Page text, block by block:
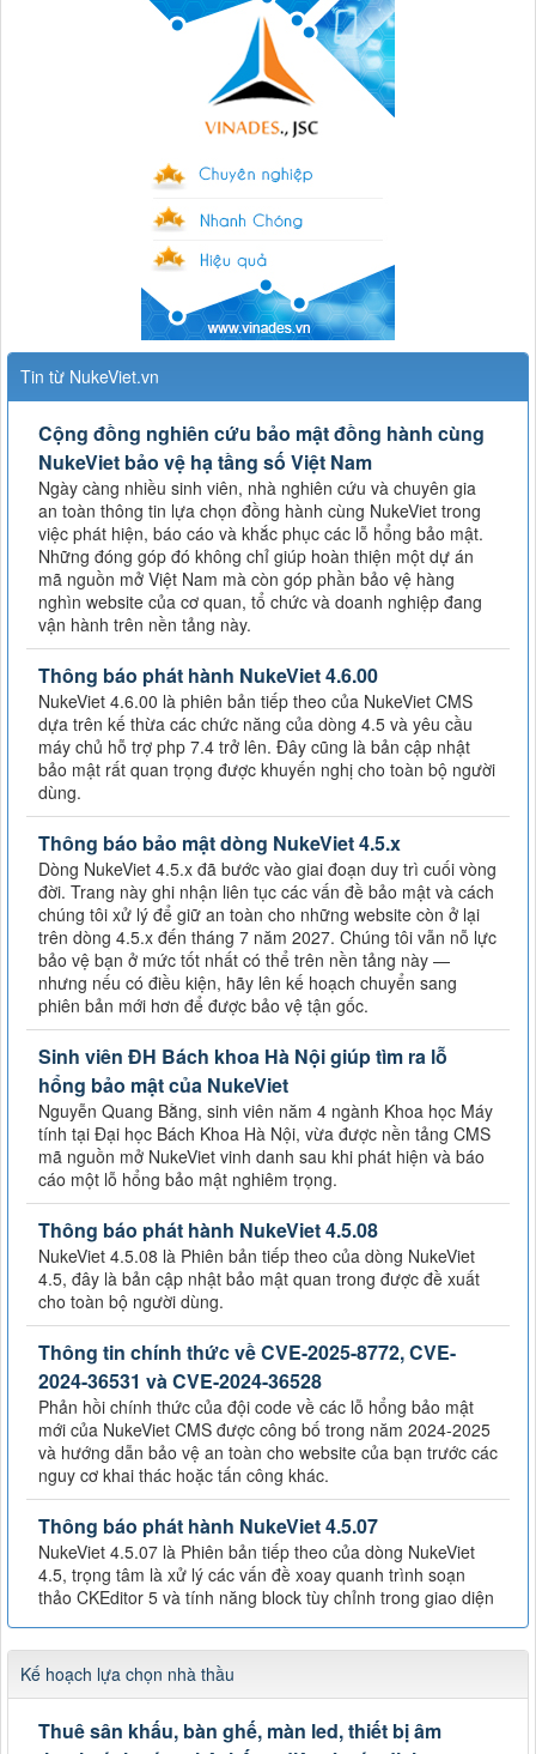
Tin từ NukeViet.vn
Cộng đồng nghiên cứu bảo mật đồng hành cùng
NukeViet bảo vệ hạ tầng số Việt Nam
Ngày càng nhiều sinh viên, nhà nghiên cứu và chuyên gia
an toàn thông tin lựa chọn đồng hành cùng NukeViet trong
việc phát hiện, báo cáo và khắc phục các lỗ hổng bảo mật.
Những đóng góp đó không chỉ giúp hoàn thiện một dự án
mã nguồn mở Việt Nam mà còn góp phần bảo vệ hàng
nghìn website của cơ quan, tổ chức và doanh nghiệp đang
vận hành trên nền tảng này.
Thông báo phát hành NukeViet 4.6.00
NukeViet 4.6.00 là phiên bản tiếp theo của NukeViet CMS
dựa trên kế thừa các chức năng của dòng 4.5 và yêu cầu
máy chủ hỗ trợ php 7.4 trở lên. Đây cũng là bản cập nhật
bảo mật rất quan trọng được khuyến nghị cho toàn bộ người
dùng.
Thông báo bảo mật dòng NukeViet 4.5.x
Dòng NukeViet 4.5.x đã bước vào giai đoạn duy trì cuối vòng
đời. Trang này ghi nhận liên tục các vấn đề bảo mật và cách
chúng tôi xử lý để giữ an toàn cho những website còn ở lại
trên dòng 4.5.x đến tháng 7 năm 2027. Chúng tôi vẫn nỗ lực
bảo vệ bạn ở mức tốt nhất có thể trên nền tảng này —
nhưng nếu có điều kiện, hãy lên kế hoạch chuyển sang
phiên bản mới hơn để được bảo vệ tận gốc.
Sinh viên ĐH Bách khoa Hà Nội giúp tìm ra lỗ
hổng bảo mật của NukeViet
Nguyễn Quang Bằng, sinh viên năm 4 ngành Khoa học Máy
tính tại Đại học Bách Khoa Hà Nội, vừa được nền tảng CMS
mã nguồn mở NukeViet vinh danh sau khi phát hiện và báo
cáo một lỗ hổng bảo mật nghiêm trọng.
Thông báo phát hành NukeViet 4.5.08
NukeViet 4.5.08 là Phiên bản tiếp theo của dòng NukeViet
4.5, đây là bản cập nhật bảo mật quan trong được đề xuất
cho toàn bộ người dùng.
Thông tin chính thức về CVE-2025-8772, CVE-
2024-36531 và CVE-2024-36528
Phản hồi chính thức của đội code về các lỗ hổng bảo mật
mới của NukeViet CMS được công bố trong năm 2024-2025
và hướng dẫn bảo vệ an toàn cho website của bạn trước các
nguy cơ khai thác hoặc tấn công khác.
Thông báo phát hành NukeViet 4.5.07
NukeViet 4.5.07 là Phiên bản tiếp theo của dòng NukeViet
4.5, trọng tâm là xử lý các vấn đề xoay quanh trình soạn
thảo CKEditor 5 và tính năng block tùy chỉnh trong giao diện
Kế hoạch lựa chọn nhà thầu
Thuê sân khấu, bàn ghế, màn led, thiết bị âm